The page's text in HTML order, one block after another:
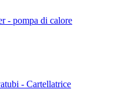
- pompa di calore
- Cartellatrice